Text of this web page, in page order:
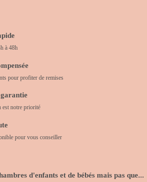
à 48h
pour profiter de remises
est notre priorité
pour vous conseiller
d'enfants et de bébés mais pas que...